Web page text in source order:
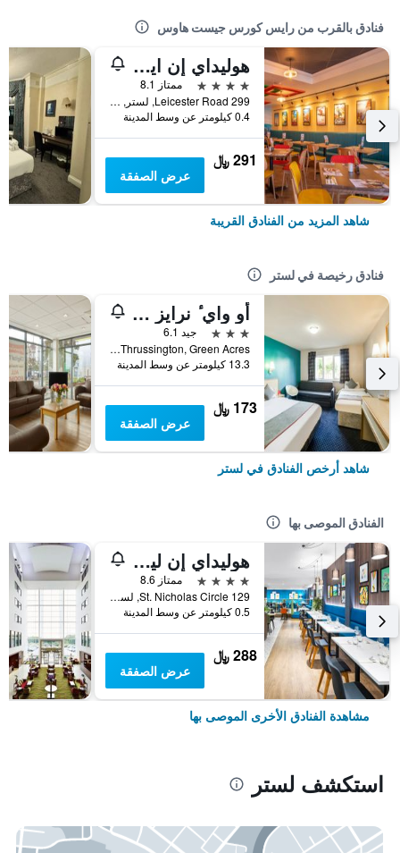
فنادق بالقرب من رايس كورس جيست هاوس
هوليداي إن ايس ي ست ه، ا-، ايستو آ باي آيتش جي
4 نجوم
ممتاز 8.1
299 Leicester Road, لستر, المملكة المتحدة
0.4 كيلومتر عن وسط المدينة
291 ﷼
عرض الصفقة
شاهد المزيد من الفنادق القريبة
فنادق رخيصة في لستر
أو واي ٔ نرايز هوت، ، أيه4 إن ليسيستر
3 نجوم
جيد 6.1
A46 Thrussington, Green Acres, لستر, المملكة المتحدة
13.3 كيلومتر عن وسط المدينة
173 ﷼
عرض الصفقة
شاهد أرخص الفنادق في لستر
الفنادق الموصى بها
هوليداي إن ليستر سيتي
4 نجوم
ممتاز 8.6
129 St. Nicholas Circle, لستر, المملكة المتحدة
0.5 كيلومتر عن وسط المدينة
288 ﷼
عرض الصفقة
مشاهدة الفنادق الأخرى الموصى بها
استكشف لستر